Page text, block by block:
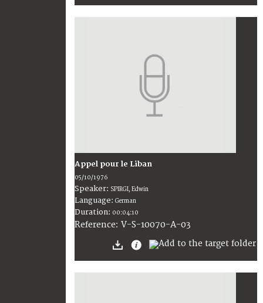
Appel pour le Liban
05/10/1976
Speaker: SPIRGI, Edwin
Language: German
Duration: 00:04:10
Reference: V-S-10070-A-03